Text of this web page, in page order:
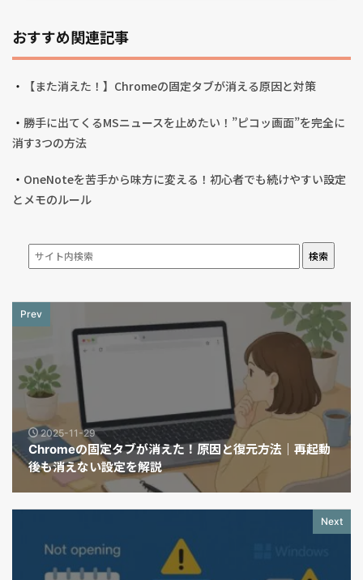
おすすめ関連記事
・ 【また消えた！】Chromeの固定タブが消える原因と対策
・ 勝手に出てくるMSニュースを止めたい！”ピコッ画面”を完全に
消す3つの方法
・ OneNoteを苦手から味方に変える！初心者でも続けやすい設定
とメモのルール
検索
Prev
2025-11-29
Chromeの固定タブが消えた！原因と復元方法｜再起動
後も消えない設定を解説
Next